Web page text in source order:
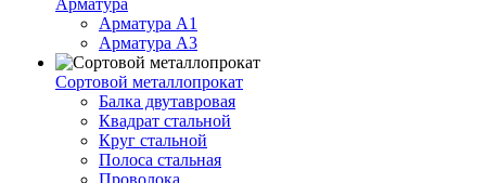
Арматура
Арматура A1
Арматура А3
Сортовой металлопрокат
Балка двутавровая
Квадрат стальной
Круг стальной
Полоса стальная
Проволока